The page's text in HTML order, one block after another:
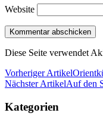
Website
Diese Seite verwendet
Vorheriger Artikel
Nächster ArtikelAuf den
Kategorien